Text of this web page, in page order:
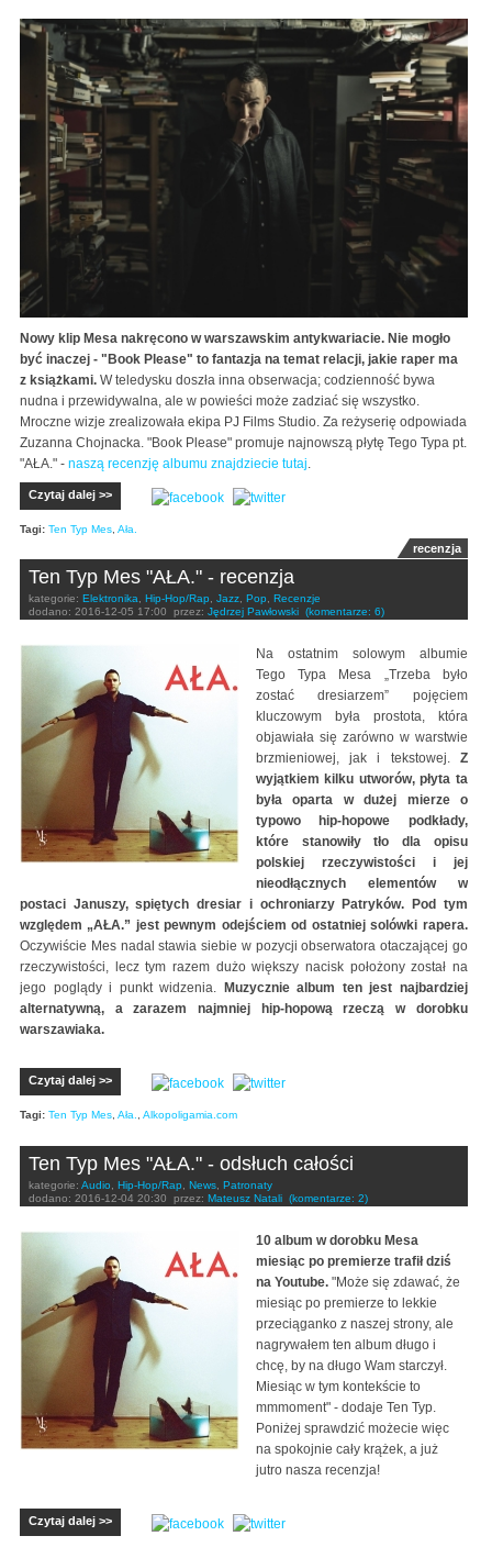
Nowy klip Mesa nakręcono w warszawskim antykwariacie. Nie mogło
być inaczej - "Book Please" to fantazja na temat relacji, jakie raper ma
z książkami. W teledysku doszła inna obserwacja; codzienność bywa
nudna i przewidywalna, ale w powieści może zadziać się wszystko.
Mroczne wizje zrealizowała ekipa PJ Films Studio. Za reżyserię odpowiada
Zuzanna Chojnacka. "Book Please" promuje najnowszą płytę Tego Typa pt.
"AŁA." - naszą recenzję albumu znajdziecie tutaj.
Czytaj dalej >>
Tagi: Ten Typ Mes Ała.
recenzja
Ten Typ Mes "AŁA." - recenzja
kategorie: Elektronika Hip-Hop/Rap Jazz Pop
Recenzje
dodano: 2016-12-05 17:00 przez: Jędrzej Pawłowski (komentarze: 6)
Na ostatnim solowym albumie
Tego Typa Mesa „Trzeba było
zostać dresiarzem” pojęciem
kluczowym była prostota, która
objawiała się zarówno w warstwie
brzmieniowej, jak i tekstowej. Z
wyjątkiem kilku utworów, płyta ta
była oparta w dużej mierze o
typowo hip-hopowe podkłady,
które stanowiły tło dla opisu
polskiej rzeczywistości i jej
nieodłącznych elementów w
postaci Januszy, spiętych dresiar i ochroniarzy Patryków. Pod tym
względem „AŁA.” jest pewnym odejściem od ostatniej solówki rapera.
Oczywiście Mes nadal stawia siebie w pozycji obserwatora otaczającej go
rzeczywistości, lecz tym razem dużo większy nacisk położony został na
jego poglądy i punkt widzenia.
Muzycznie album ten jest najbardziej
alternatywną, a zarazem najmniej hip-hopową rzeczą w dorobku
warszawiaka.
Czytaj dalej >>
Tagi: Ten Typ Mes Ała. Alkopoligamia.com
Ten Typ Mes "AŁA." - odsłuch całości
kategorie: Audio Hip-Hop/Rap News Patronaty
dodano: 2016-12-04 20:30 przez: Mateusz Natali (komentarze: 2)
10 album w dorobku Mesa
miesiąc po premierze trafił dziś
na Youtube. "Może się zdawać, że
miesiąc po premierze to lekkie
przeciąganko z naszej strony, ale
nagrywałem ten album długo i
chcę, by na długo Wam starczył.
Miesiąc w tym kontekście to
mmmoment" - dodaje Ten Typ.
Poniżej sprawdzić możecie więc
na spokojnie cały krążek, a już
jutro nasza recenzja!
Czytaj dalej >>